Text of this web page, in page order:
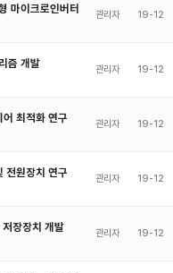
마이크로인버터
관리자 19-12
즘 개발
관리자 19-12
최적화 연구
관리자 19-12
전원장치 연구
관리자 19-12
장장치 개발
관리자 19-12